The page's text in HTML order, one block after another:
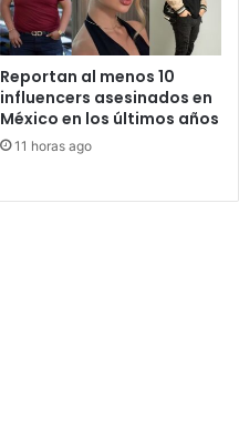
Reportan al menos 10
influencers asesinados en
México en los últimos años
11 horas ago